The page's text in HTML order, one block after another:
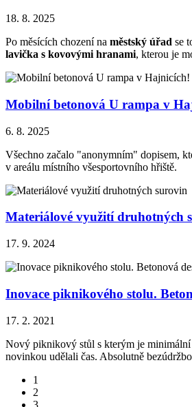
18. 8. 2025
Po měsících chození na městský úřad se
lavička s kovovými hranami, kterou je
Mobilní betonová U rampa v
6. 8. 2025
Všechno začalo "anonymním" dopisem,
v areálu místního všesportovního hřiště.
Materiálové využití druhotných
17. 9. 2024
Inovace piknikového stolu.
17. 2. 2021
Nový piknikový stůl s kterým je minimální
novinkou udělali čas. Absolutně
1
2
3